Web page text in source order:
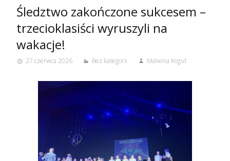
Śledztwo zakończone sukcesem –
trzecioklasiści wyruszyli na
wakacje!
27 czerwca 2026 Bez kategorii Malwina Kogut